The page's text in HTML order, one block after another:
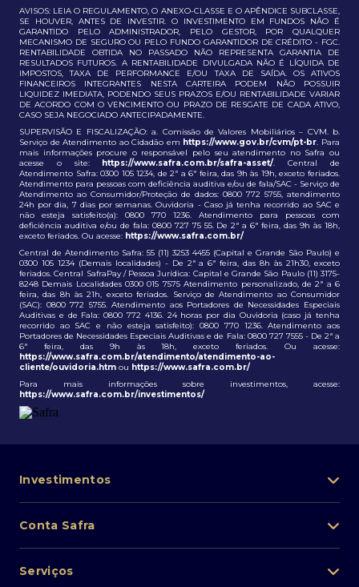
AVISOS: LEIA O REGULAMENTO, O ANEXO-CLASSE E O APÊNDICE SUBCLASSE,
SE HOUVER, ANTES DE INVESTIR. O INVESTIMENTO EM FUNDOS NÃO É
GARANTIDO PELO ADMINISTRADOR, PELO GESTOR, POR QUALQUER
MECANISMO DE SEGURO OU PELO FUNDO GARANTIDOR DE CRÉDITO - FGC.
RENTABILIDADE OBTIDA NO PASSADO NÃO REPRESENTA GARANTIA DE
RESULTADOS FUTUROS. A RENTABILIDADE DIVULGADA NÃO É LÍQUIDA DE
IMPOSTOS, TAXA DE PERFORMANCE E/OU TAXA DE SAÍDA. OS ATIVOS
FINANCEIROS INTEGRANTES NESTA CARTEIRA PODEM NÃO POSSUIR
LIQUIDEZ IMEDIATA, PODENDO SEUS PRAZOS E/OU RENTABILIDADE VARIAR
DE ACORDO COM O VENCIMENTO OU PRAZO DE RESGATE DE CADA ATIVO,
CASO SEJA NEGOCIADO ANTECIPADAMENTE.
SUPERVISÃO E FISCALIZAÇÃO: a. Comissão de Valores Mobiliários – CVM. b.
Serviço de Atendimento ao Cidadão em https://www.gov.br/cvm/pt-br. Para
mais informações procure o responsável pelo seu atendimento no Safra ou
acesse o site: https://www.safra.com.br/safra-asset/. Central de
Atendimento Safra: 0300 105 1234, de 2ª a 6ª feira, das 9h às 19h, exceto feriados.
Atendimento para pessoas com deficiência auditiva e/ou de fala/SAC - Serviço de
Atendimento ao Consumidor/Proteção de dados: 0800 772 5755, atendimento
24h por dia, 7 dias por semanas. Ouvidoria - Caso já tenha recorrido ao SAC e
não esteja satisfeito(a): 0800 770 1236. Atendimento para pessoas com
deficiência auditiva e/ou de fala: 0800 727 75 55. De 2ª a 6ª feira, das 9h às 18h,
exceto feriados. Ou acesse: https://www.safra.com.br/
Central de Atendimento Safra: 55 (11) 3253 4455 (Capital e Grande São Paulo) e
0300 105 1234 (Demais localidades) - De 2ª a 6ª feira, das 8h às 21h30, exceto
feriados. Central SafraPay / Pessoa Jurídica: Capital e Grande São Paulo (11) 3175-
8248 Demais Localidades 0300 015 7575 Atendimento personalizado, de 2ª a 6
feira, das 8h às 21h, exceto feriados. Serviço de Atendimento ao Consumidor
(SAC): 0800 772 5755. Atendimento aos Portadores de Necessidades Especiais
Auditivas e de Fala: 0800 772 4136. 24 horas por dia Ouvidoria (caso já tenha
recorrido ao SAC e não esteja satisfeito): 0800 770 1236. Atendimento aos
Portadores de Necessidades Especiais Auditivas e de Fala: 0800 727 7555 - De 2ª a
6ª feira, das 9h às 18h, exceto feriados. Ou acesse:
https://www.safra.com.br/atendimento/atendimento-ao-
cliente/ouvidoria.htm ou https://www.safra.com.br/
Para mais informações sobre investimentos, acesse:
https://www.safra.com.br/investimentos/
Investimentos
Lista de fundos de investimento
Conta Safra
Pessoa Física
Serviços